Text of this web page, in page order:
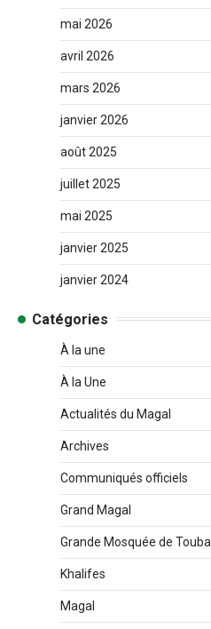
mai 2026
avril 2026
mars 2026
janvier 2026
août 2025
juillet 2025
mai 2025
janvier 2025
janvier 2024
Catégories
À la une
À la Une
Actualités du Magal
Archives
Communiqués officiels
Grand Magal
Grande Mosquée de Touba
Khalifes
Magal